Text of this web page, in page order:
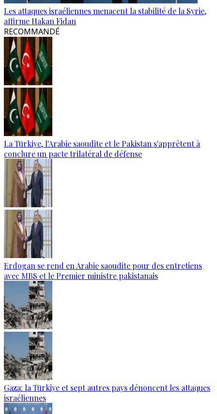
Les attaques israéliennes menacent la stabilité de la Syrie,
affirme Hakan Fidan
RECOMMANDÉ
La Türkiye, l'Arabie saoudite et le Pakistan s'apprêtent à
conclure un pacte trilatéral de défense
Erdogan se rend en Arabie saoudite pour des entretiens
avec MBS et le Premier ministre pakistanais
Gaza: la Türkiye et sept autres pays dénoncent les attaques
israéliennes